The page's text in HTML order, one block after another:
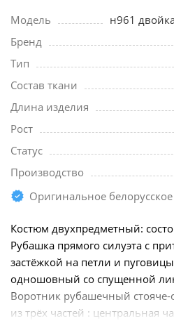
Модель
н961
Бренд
Тип
Состав ткани
Длина изделия
Рост
Статус
Производство
Оригинальное белорусское
Костюм двухпредметный:
Рубашка прямого силуэта с
застёжкой на петли и
одношовный со спущенной
Воротник рубашечный
из трёх частей : центральная